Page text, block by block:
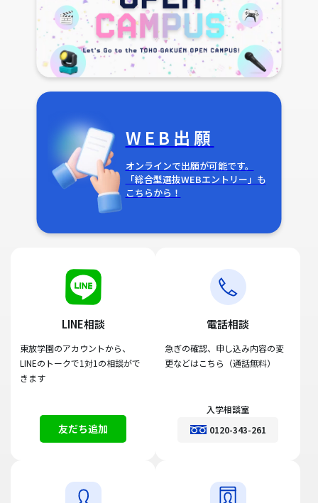
WEB出願
オンラインで出願が可能です。
「総合型選抜WEBエントリー」も
こちらから！
LINE相談
東放学園のアカウントから、
LINEのトークで1対1の相談がで
きます
友だち追加
電話相談
急ぎの確認、申し込み内容の変
更などはこちら（通話無料）
入学相談室
0120-343-261